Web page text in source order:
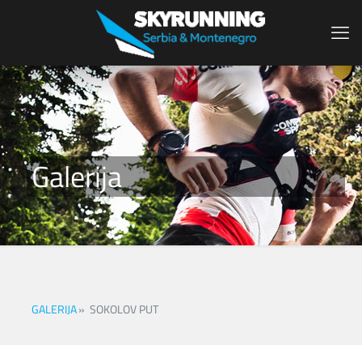
Galerija
GALERIJA» SOKOLOV PUT